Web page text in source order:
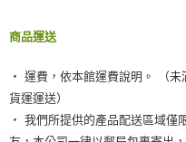
商品運送
‧ 運費，依本館運費說明。 （未
貨運運送）
‧ 我們所提供的產品配送區域僅